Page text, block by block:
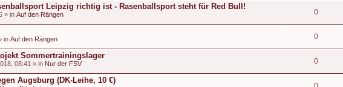
Leipzig richtig ist - Rasenballsport steht für Red Bull!
» in Auf den Rängen 0
in Auf den Rängen 0
Sommertrainingslager
08:41 » in Nur der FSV 0
Augsburg (DK-Leihe, 10 €)